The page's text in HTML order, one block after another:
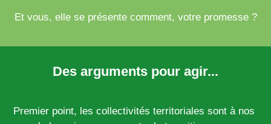
Et vous, elle se présente comment, votre promesse ?
Des arguments pour agir...
Premier point, les collectivités territoriales sont à nos